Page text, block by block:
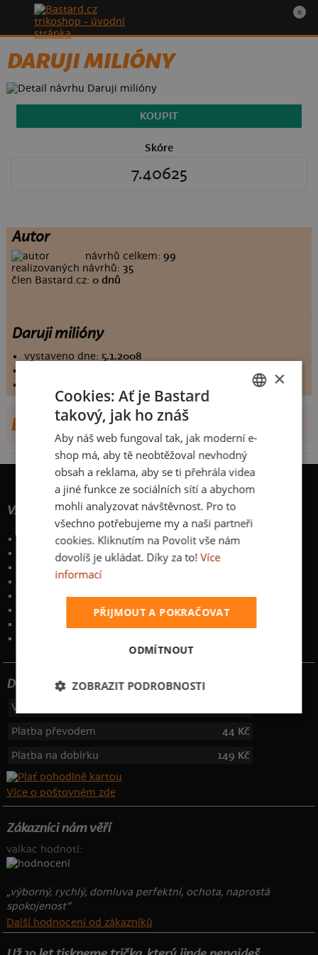
0
DARUJI MILIÓNY
KOUPIT
Skóre
7.40625
Autor
návrhů celkem:99
realizovaných návrhů: 35
člen Bastard.cz:0 dnů
Daruji milióny
vystaveno dne: 5.1.2008
DALŠÍ NÁVRHY OD PETER JUHÁS
Vše o nákupu
Poštovné a způsoby doručení
Garance výměny či vrácení
Časté otázky
Zakázkový potisk textilu
Obchodní podmínky
Ochrana osobních údajů
Dotujeme poštovné
Výdejní místa
Platba převodem
44 Kč
Platba na dobírku
149 Kč
Více o poštovném zde
Zákazníci nám věří
valkac hodnotí:
„výborný, rychlý, domluva perfektní, ochota, naprostá
spokojenost“
Další hodnocení od zákazníků
SLOVAK
×
Cookies: Ať je Bastard
takový, jak ho znáš
Aby náš web fungoval tak, jak moderní e-
shop má, aby tě neobtěžoval nevhodný
obsah a reklama, aby se ti přehrála videa
a jiné funkce ze sociálních sítí a abychom
mohli analyzovat návštěvnost. Pro to
všechno potřebujeme my a naši partneři
cookies. Kliknutím na Povolit vše nám
dovolíš je ukládat. Díky za to! Více
informací
PŘIJMOUT A POKRAČOVAT
ODMÍTNOUT
ZOBRAZIT PODROBNOSTI